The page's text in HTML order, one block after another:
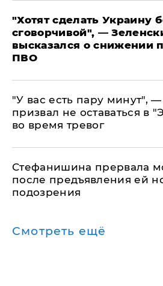
​"Хотят сделать Украину
сговорчивой", —
высказался о снижении
ПВО
​"У вас есть пару минут",
призвал не оставаться в
во время тревог
Стефанишина прервала
после предъявления ей
подозрения
Смотреть ещё